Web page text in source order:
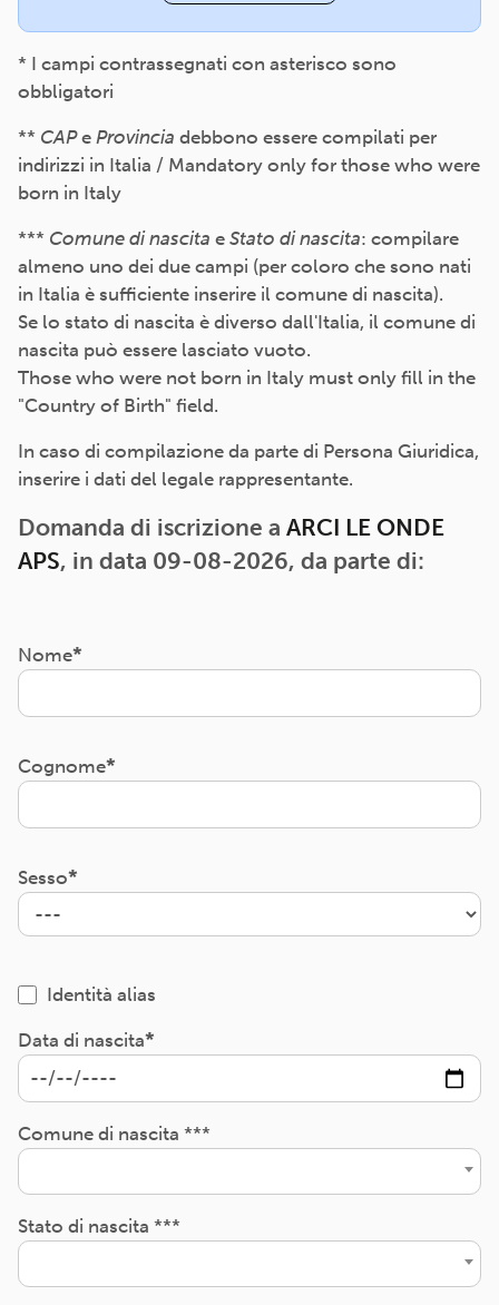
* I campi contrassegnati con asterisco sono
obbligatori
** CAPe Provincia debbono essere compilati per
indirizzi in Italia / Mandatory only for those who were
born in Italy
*** Comune di nascita e Stato di nascita: compilare
almeno uno dei due campi (per coloro che sono nati
in Italia è sufficiente inserire il comune di nascita).
Se lo stato di nascita è diverso dall'Italia, il comune di
nascita può essere lasciato vuoto.
Those who were not born in Italy must only fill in the
"Country of Birth" field.
In caso di compilazione da parte di Persona Giuridica,
inserire i dati del legale rappresentante.
Domanda di iscrizione a ARCI LE ONDE
APS, in data 09-08-2026, da parte di:
Nome
Cognome
Sesso
Identità alias
Data di nascita
Comune di nascita ***
Stato di nascita ***